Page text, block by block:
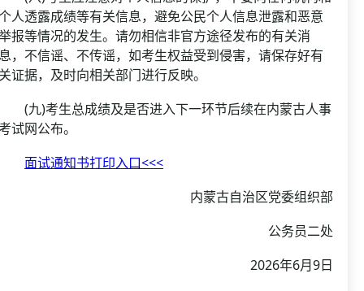
人透露成绩等有关信息，避免公民个人信息泄露和恶意
报等情况的发生。请勿相信非官方途径发布的有关消
，不信谣、不传谣，如考生权益受到侵害，请保存好有
证据，及时向相关部门进行反映。
九)考生总成绩及是否进入下一环节后续在内蒙古人事
试网公布。
面试通知书打印入口<<<
内蒙古自治区党委组织部
公务员二处
2026年6月9日